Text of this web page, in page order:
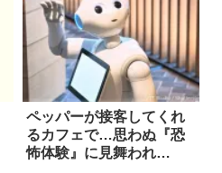
ペッパーが接客してくれ
るカフェで…思わぬ『恐
怖体験』に見舞われ